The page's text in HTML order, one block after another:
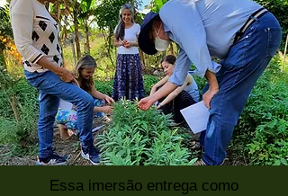
Essa imersão entrega como